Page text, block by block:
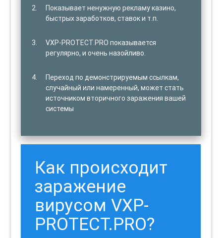
Показывает ненужную рекламу казино,
быстрых заработков, ставок и т.п.
VXP-PROTECT.PRO показывается
регулярно, и очень назойливо.
Переход по демонстрируемым ссылкам,
случайный или намеренный, может стать
источником вторичного заражения вашей
системы
Как происходит
заражение
вирусом VXP-
PROTECT.PRO?